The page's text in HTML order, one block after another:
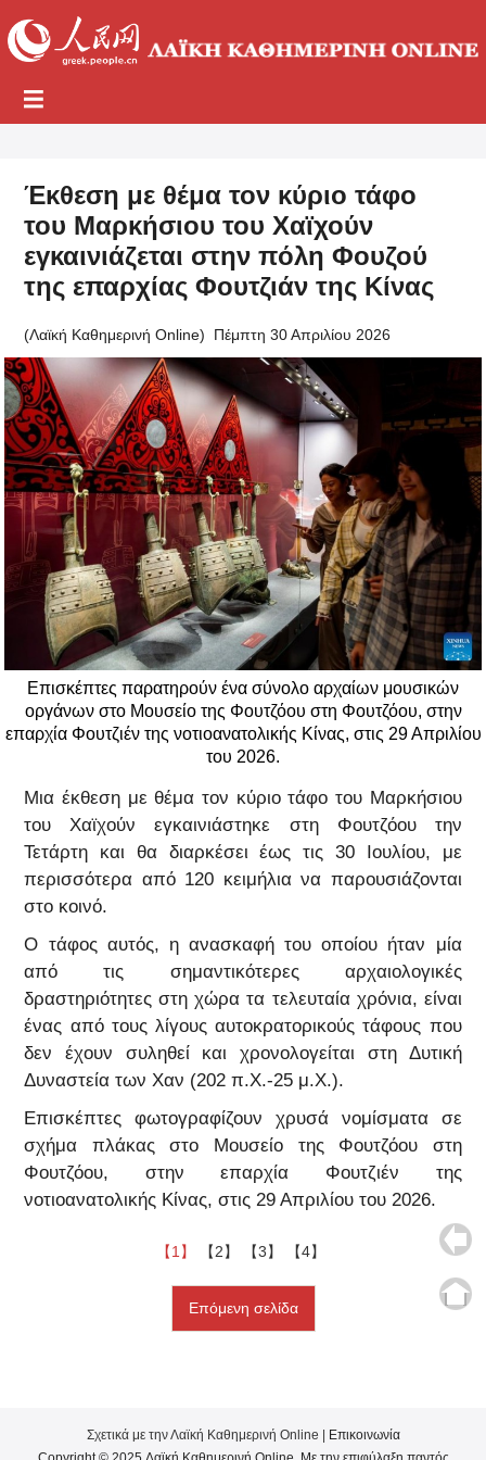
Έκθεση με θέμα τον κύριο τάφο
του Μαρκήσιου του Χαϊχούν
εγκαινιάζεται στην πόλη Φουζού
της επαρχίας Φουτζιάν της Κίνας
(Λαϊκή Καθημερινή Online) Πέμπτη 30 Απριλίου 2026
Επισκέπτες παρατηρούν ένα σύνολο αρχαίων μουσικών
οργάνων στο Μουσείο της Φουτζόου στη Φουτζόου, στην
επαρχία Φουτζιέν της νοτιοανατολικής Κίνας, στις 29 Απριλίου
του 2026.
Μια έκθεση με θέμα τον κύριο τάφο του Μαρκήσιου
του Χαϊχούν εγκαινιάστηκε στη Φουτζόου την
Τετάρτη και θα διαρκέσει έως τις 30 Ιουλίου, με
περισσότερα από 120 κειμήλια να παρουσιάζονται
στο κοινό.
Ο τάφος αυτός, η ανασκαφή του οποίου ήταν μία
από τις σημαντικότερες αρχαιολογικές
δραστηριότητες στη χώρα τα τελευταία χρόνια, είναι
ένας από τους λίγους αυτοκρατορικούς τάφους που
δεν έχουν συληθεί και χρονολογείται στη Δυτική
Δυναστεία των Χαν (202 π.Χ.-25 μ.Χ.).
Επισκέπτες φωτογραφίζουν χρυσά νομίσματα σε
σχήμα πλάκας στο Μουσείο της Φουτζόου στη
Φουτζόου, στην επαρχία Φουτζιέν της
νοτιοανατολικής Κίνας, στις 29 Απριλίου του 2026.
【1】 【2】 【3】 【4】
Επόμενη σελίδα
Σχετικά με την Λαϊκή Καθημερινή Online | Επικοινωνία